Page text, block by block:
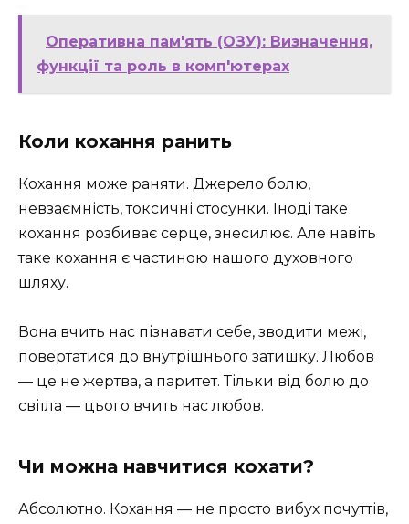
Оперативна пам'ять (ОЗУ): Визначення,
функції та роль в комп'ютерах
Коли кохання ранить
Кохання може раняти. Джерело болю,
невзаємність, токсичні стосунки. Іноді таке
кохання розбиває серце, знесилює. Але навіть
таке кохання є частиною нашого духовного
шляху.
Вона вчить нас пізнавати себе, зводити межі,
повертатися до внутрішнього затишку. Любов
— це не жертва, а паритет. Тільки від болю до
світла — цього вчить нас любов.
Чи можна навчитися кохати?
Абсолютно. Кохання — не просто вибух почуттів,